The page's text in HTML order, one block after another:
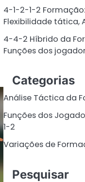
4-1-2-1-2
Flexibilidade tática,
4-4-2 Híbrido da
Funções dos
Categorias
Análise Táctica da
Funções dos
1-2
Variações de
Pesquisar